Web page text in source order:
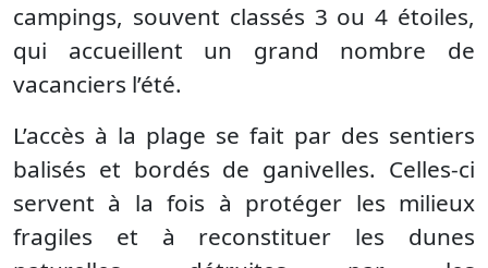
campings, souvent classés 3 ou 4 étoiles,
qui accueillent un grand nombre de
vacanciers l’été.
L’accès à la plage se fait par des sentiers
balisés et bordés de ganivelles. Celles-ci
servent à la fois à protéger les milieux
fragiles et à reconstituer les dunes